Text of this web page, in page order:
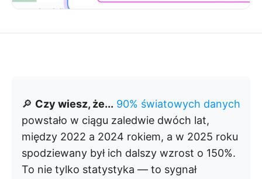
🔎 Czy wiesz, że... 90% światowych danych
powstało w ciągu zaledwie dwóch lat,
między 2022 a 2024 rokiem, a w 2025 roku
spodziewany był ich dalszy wzrost o 150%.
To nie tylko statystyka — to sygnał